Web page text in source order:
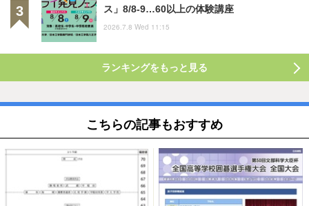
ス」8/8-9…60以上の体験講座
2026.7.8 Wed 11:15
ランキングをもっと見る
こちらの記事もおすすめ